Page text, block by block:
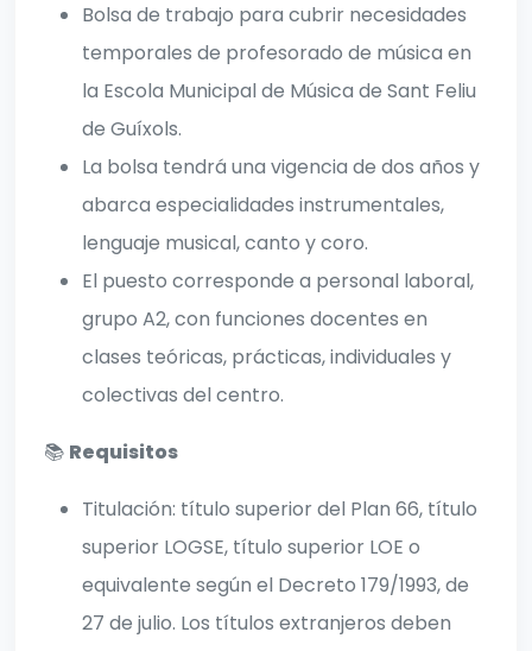
Bolsa de trabajo para cubrir necesidades
temporales de profesorado de música en
la Escola Municipal de Música de Sant Feliu
de Guíxols.
La bolsa tendrá una vigencia de dos años y
abarca especialidades instrumentales,
lenguaje musical, canto y coro.
El puesto corresponde a personal laboral,
grupo A2, con funciones docentes en
clases teóricas, prácticas, individuales y
colectivas del centro.
📚 Requisitos
Titulación: título superior del Plan 66, título
superior LOGSE, título superior LOE o
equivalente según el Decreto 179/1993, de
27 de julio. Los títulos extranjeros deben